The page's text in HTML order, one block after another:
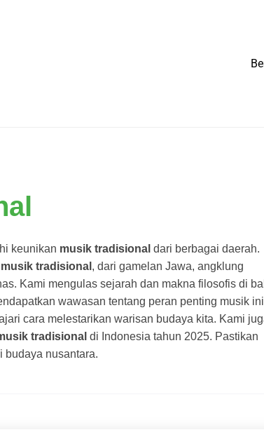
keunikan musik tradisional dari berbagai daerah.
musik tradisional , dari gamelan Jawa, angklung
Kami mengulas sejarah dan makna filosofis di
wawasan tentang peran penting musik ini
cara melestarikan warisan budaya kita. Kami
tradisional di Indonesia tahun 2025. Pastikan
budaya nusantara.